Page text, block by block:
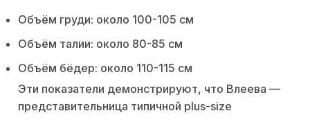
Объём груди: около 100-105 см
Объём талии: около 80-85 см
Объём бёдер: около 110-115 см
Эти показатели демонстрируют, что Влеева —
представительница типичной plus-size